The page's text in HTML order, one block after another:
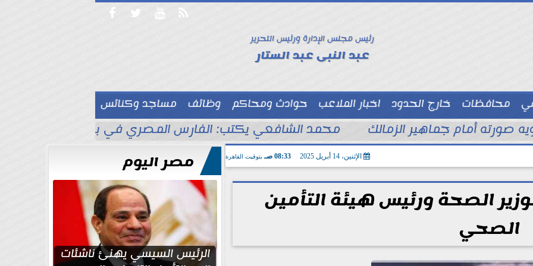
   
رئيس مجلس الإدارة ورئيس التحرير
عبد النبى عبد الستار
محافظات خارج الحدود اخبار الملاعب حوادث ومحاكم وظائف
مساجد وكنائس
توك شو  صورته أمام جماهير الزمالك محمد الشافعي يكتب: الفارس المصري في بلاد الأناضول
الإثنين، 14 أبريل 2025 08:33 صـ بتوقيت القاهرة
الصحة ورئيس هيئة التأمين
الصحي
مصر اليوم
الرئيس السيسي يهنئ ناشئات